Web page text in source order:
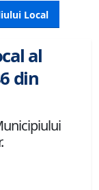
Local
al
din